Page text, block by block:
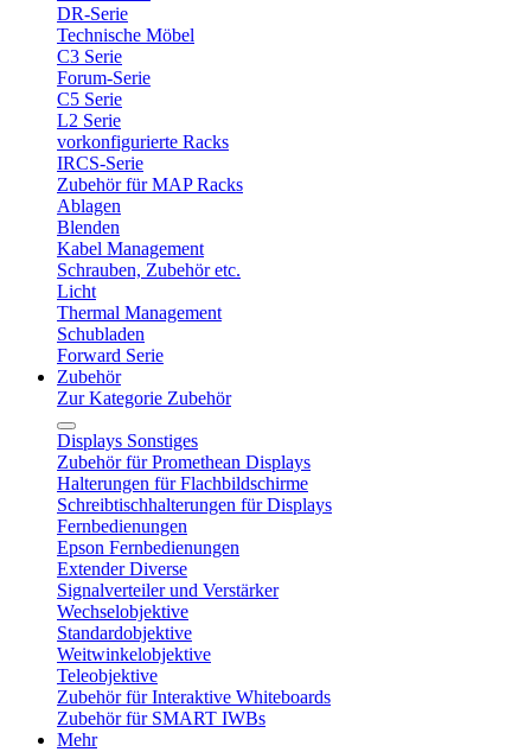
DR-Serie
Technische Möbel
C3 Serie
Forum-Serie
C5 Serie
L2 Serie
vorkonfigurierte Racks
IRCS-Serie
Zubehör für MAP Racks
Ablagen
Blenden
Kabel Management
Schrauben, Zubehör etc.
Licht
Thermal Management
Schubladen
Forward Serie
Zubehör
Zur Kategorie Zubehör
Displays Sonstiges
Zubehör für Promethean Displays
Halterungen für Flachbildschirme
Schreibtischhalterungen für Displays
Fernbedienungen
Epson Fernbedienungen
Extender Diverse
Signalverteiler und Verstärker
Wechselobjektive
Standardobjektive
Weitwinkelobjektive
Teleobjektive
Zubehör für Interaktive Whiteboards
Zubehör für SMART IWBs
Mehr